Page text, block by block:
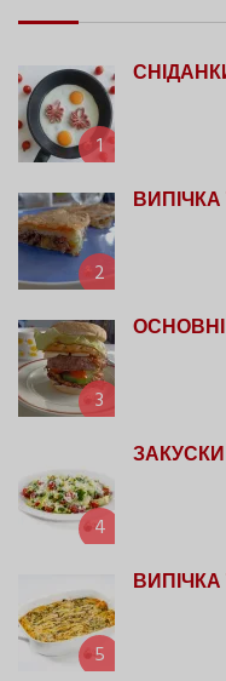
1
2
3
4
ЗАКУСКИ
5